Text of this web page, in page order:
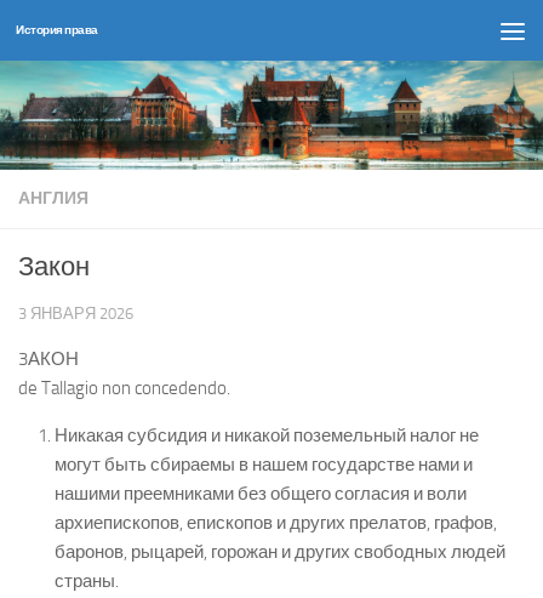
Перейти к содержимому
История права
АНГЛИЯ
Закон
3 ЯНВАРЯ 2026
3АКОН
de Tallagio non concedendo.
Никакая субсидия и никакой поземельный налог не
могут быть сбираемы в нашем государстве нами и
нашими преемниками без общего согласия и воли
архиепископов, епископов и других прелатов, графов,
баронов, рыцарей, горожан и других свободных людей
страны.